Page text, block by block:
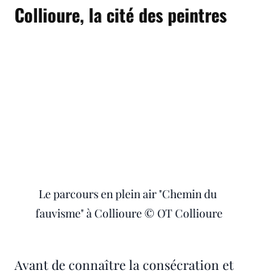
Collioure, la cité des peintres
Le parcours en plein air "Chemin du
fauvisme" à Collioure © OT Collioure
Avant de connaître la consécration et